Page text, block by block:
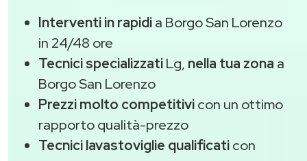
Interventi in rapidia Borgo San Lorenzo
in 24/48 ore
Tecnici specializzatiLg, nella tua zona a
Borgo San Lorenzo
Prezzi molto competitivicon un ottimo
rapporto qualità-prezzo
Tecnici lavastoviglie qualificaticon